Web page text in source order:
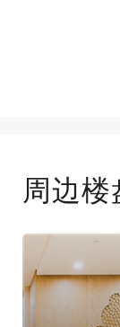
周边楼